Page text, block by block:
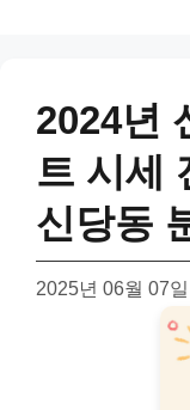
2024년
트 시세
신당동
2025년 06월 07일